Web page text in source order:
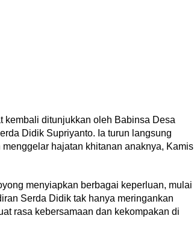
kembali ditunjukkan oleh Babinsa Desa
Didik Supriyanto. Ia turun langsung
hajatan khitanan anaknya, Kamis
menyiapkan berbagai keperluan, mulai
Serda Didik tak hanya meringankan
rasa kebersamaan dan kekompakan di